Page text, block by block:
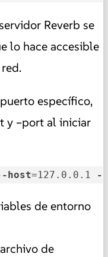
Reverb se
lo hace accesible
específico,
y –port al iniciar
host=127.0.0.1
de entorno
archivo de